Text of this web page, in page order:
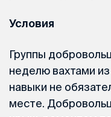
Условия
Группы
неделю вахтами
навыки не
месте.